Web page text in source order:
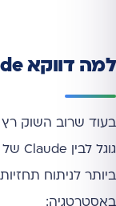
למה דווקא Claude ו-Gemini?
באסטרטגיה: